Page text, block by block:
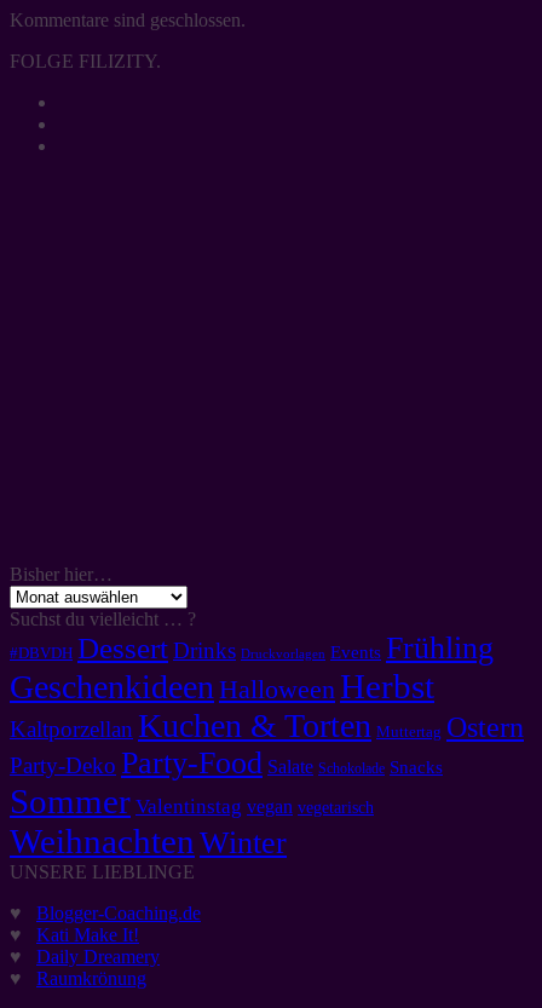
Kommentare sind geschlossen.
FOLGE FILIZITY.
Bisher hier…
Bisher
hier…
Suchst du vielleicht … ?
#DBVDH DessertDrinks Druckvorlagen Events Frühling
GeschenkideenHalloweenHerbst
Kaltporzellan Kuchen & Torten Muttertag Ostern
Party-Deko Party-Food Salate Schokolade Snacks
Sommer Valentinstag vegan vegetarisch
Weihnachten Winter
UNSERE LIEBLINGE
♥ Blogger-Coaching.de
♥ Kati Make It!
♥ Daily Dreamery
♥ Raumkrönung